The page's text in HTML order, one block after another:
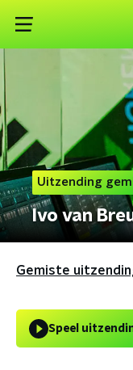
Uitzending
Ivo van
Gemiste
Speel